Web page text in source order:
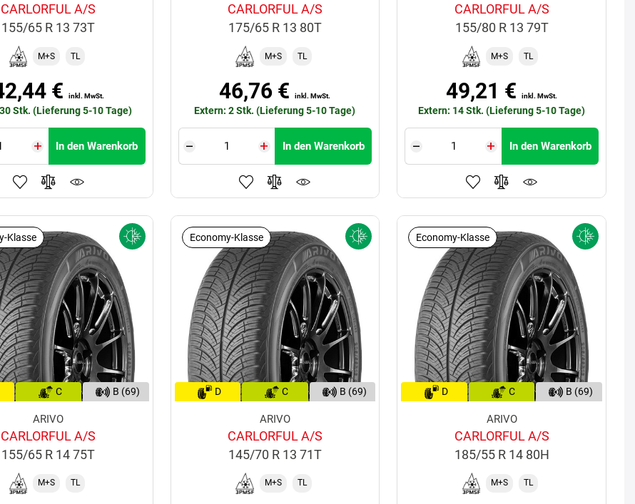
CARLORFUL A/S
155/65 R 13 73T
M+S TL
€ inkl. MwSt.
Stk. (Lieferung 5-10 Tage)
In den Warenkorb
CARLORFUL A/S
175/65 R 13 80T
M+S TL
46,76 €inkl. MwSt.
Extern: 2 Stk. (Lieferung 5-10 Tage)
In den Warenkorb
CARLORFUL A/S
155/80 R 13 79T
M+S TL
49,21 €inkl. MwSt.
Extern: 14 Stk. (Lieferung 5-10 Tage)
In den Warenkorb
Klasse
C B (69)
ARIVO
CARLORFUL A/S
155/65 R 14 75T
M+S TL
Economy-Klasse
D C B (69)
ARIVO
CARLORFUL A/S
145/70 R 13 71T
M+S TL
Economy-Klasse
D C B (69)
ARIVO
CARLORFUL A/S
185/55 R 14 80H
M+S TL